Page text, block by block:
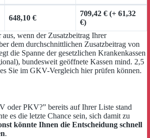
648,10 €
709,42 € (+ 61,32
€)
wenn der Zusatzbeitrag Ihrer
dem durchschnittlichen Zusatzbeitrag von
die Spanne der gesetzlichen Krankenkassen
bundesweit geöffnete Kassen mind. 2,5
Sie im GKV-Vergleich hier prüfen können.
oder PKV?” bereits auf Ihrer Liste stand
es die letzte Chance sein, sich damit zu
könnte Ihnen die Entscheidung schnell
.